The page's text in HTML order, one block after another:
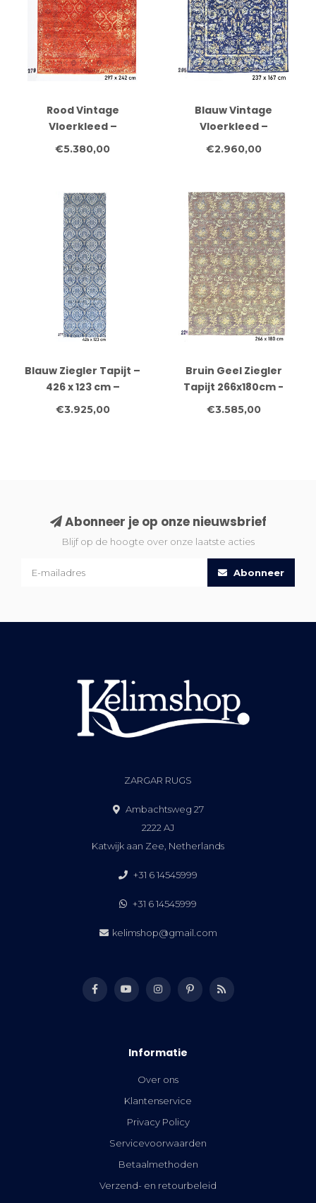
Rood Vintage
Vloerkleed –
Handgeknoopt – 297 x
€5.380,00
Blauw Vintage
Vloerkleed –
Handgeknoopt – 237 x
€2.960,00
Blauw Ziegler Tapijt –
426 x 123 cm –
Handgeknoopt Wol
€3.925,00
Bruin Geel Ziegler
Tapijt 266x180cm -
Handgeknoopt Wol
€3.585,00
Abonneer je op onze nieuwsbrief
Blijf op de hoogte over onze laatste acties
Abonneer
ZARGAR RUGS
Ambachtsweg 27
2222 AJ
Katwijk aan Zee, Netherlands
+31 6 14545999
+31 6 14545999
kelimshop@gmail.com
Informatie
Over ons
Klantenservice
Privacy Policy
Servicevoorwaarden
Betaalmethoden
Verzend- en retourbeleid